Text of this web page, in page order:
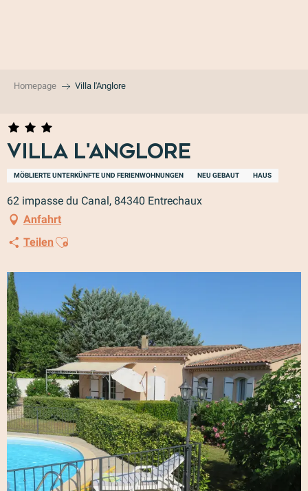
Homepage Villa l'Anglore
Villa l'Anglore
MÖBLIERTE UNTERKÜNFTE UND FERIENWOHNUNGEN NEU GEBAUT HAUS
62 impasse du Canal, 84340 Entrechaux
Anfahrt
Teilen Ajouter aux favoris